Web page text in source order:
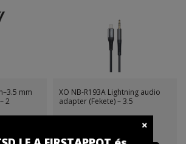
mm
2
XO NB-R193A Lightning audio
adapter (Fekete) – 3.5